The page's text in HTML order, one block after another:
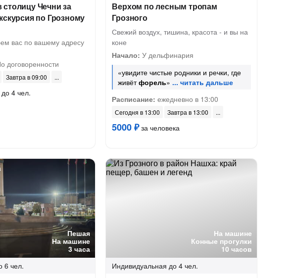
Чечни за
по Грозному
вас по вашему адресу
договоренности
Завтра в 09:00
4 чел.
Верхом по лесным тропам
Грозного
Свежий воздух, тишина, красота - и вы на
коне
Начало: У дельфинария
«увидите чистые родники и речки, где
живётфорель»
Расписание: ежедневно в 13:00
Сегодня в 13:00 Завтра в 13:00
5000 ₽за человека
Пешая
На машине
3 часа
6 чел.
На машине
Конные прогулки
10 часов
Индивидуальная до 4 чел.